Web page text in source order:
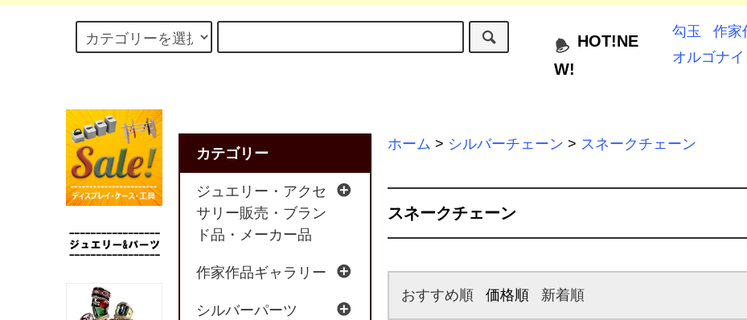
HOT!NE
W!
勾玉 作家
オルゴナイ
ホーム > シルバーチェーン > スネークチェーン
スネークチェーン
おすすめ順 価格順 新着順
カテゴリー
ジュエリー・アクセ
サリー販売・ブラン
ド品・メーカー品
作家作品ギャラリー
シルバーパーツ